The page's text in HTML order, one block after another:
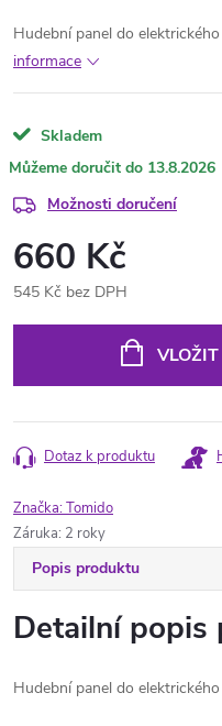
Hudební panel do
informace
Skladem
13.8.2026
Možnosti doručení
660 Kč
545 Kč bez DPH
Dotaz k produktu
Značka:Tomido
Záruka: 2 roky
Popis produktu
Detailní popis
Hudební panel do